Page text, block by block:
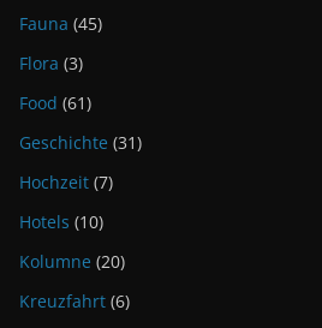
Fauna (45)
Flora (3)
Food (61)
Geschichte (31)
Hochzeit (7)
Hotels (10)
Kolumne (20)
Kreuzfahrt (6)